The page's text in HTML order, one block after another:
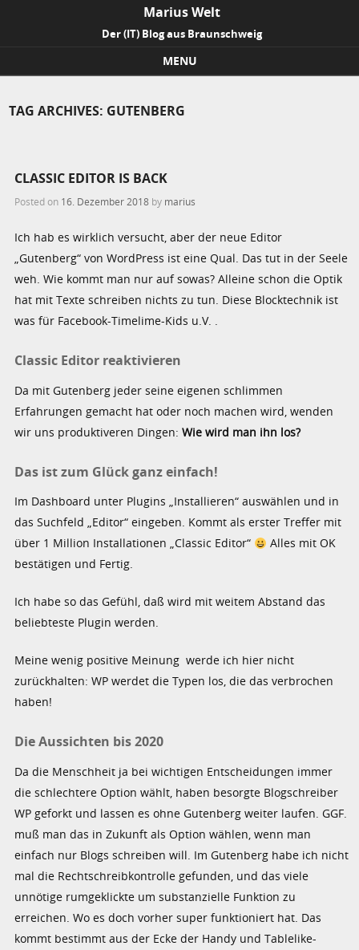
Marius Welt
Der (IT) Blog aus Braunschweig
MENU
TAG ARCHIVES: GUTENBERG
CLASSIC EDITOR IS BACK
Posted on 16. Dezember 2018 by marius
Ich hab es wirklich versucht, aber der neue Editor
„Gutenberg“ von WordPress ist eine Qual. Das tut in der Seele
weh. Wie kommt man nur auf sowas? Alleine schon die Optik
hat mit Texte schreiben nichts zu tun. Diese Blocktechnik ist
was für Facebook-Timelime-Kids u.V. .
Classic Editor reaktivieren
Da mit Gutenberg jeder seine eigenen schlimmen
Erfahrungen gemacht hat oder noch machen wird, wenden
wir uns produktiveren Dingen:Wie wird man ihn los?
Das ist zum Glück ganz einfach!
Im Dashboard unter Plugins „Installieren“ auswählen und in
das Suchfeld „Editor“ eingeben. Kommt als erster Treffer mit
über 1 Million Installationen „Classic Editor“
Alles mit OK
bestätigen und Fertig.
Ich habe so das Gefühl, daß wird mit weitem Abstand das
beliebteste Plugin werden.
Meine wenig positive Meinung werde ich hier nicht
zurückhalten: WP werdet die Typen los, die das verbrochen
haben!
Die Aussichten bis 2020
Da die Menschheit ja bei wichtigen Entscheidungen immer
die schlechtere Option wählt, haben besorgte Blogschreiber
WP geforkt und lassen es ohne Gutenberg weiter laufen. GGF.
muß man das in Zukunft als Option wählen, wenn man
einfach nur Blogs schreiben will. Im Gutenberg habe ich nicht
mal die Rechtschreibkontrolle gefunden, und das viele
unnötige rumgeklickte um substanzielle Funktion zu
erreichen. Wo es doch vorher super funktioniert hat. Das
kommt bestimmt aus der Ecke der Handy und Tablelike-